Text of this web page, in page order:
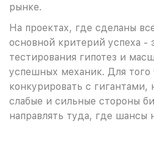
рынке.
На проектах, где сделаны
основной критерий успеха -
тестирования гипотез и
успешных механик. Для того
конкурировать с гигантами,
слабые и сильные стороны
направлять туда, где шансы